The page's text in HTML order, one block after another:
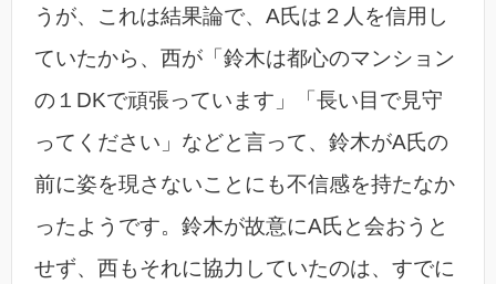
うが、これは結果論で、A氏は２人を信用し
ていたから、西が「鈴木は都心のマンション
の１DKで頑張っています」「長い目で見守
ってください」などと言って、鈴木がA氏の
前に姿を現さないことにも不信感を持たなか
ったようです。鈴木が故意にA氏と会おうと
せず、西もそれに協力していたのは、すでに